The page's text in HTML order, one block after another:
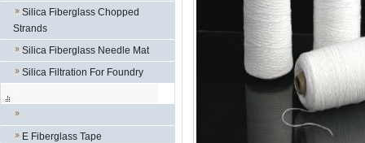
Silica Fiberglass Chopped
Strands
Silica Fiberglass Needle Mat
Silica Filtration For Foundry
E Fiberglass Tape